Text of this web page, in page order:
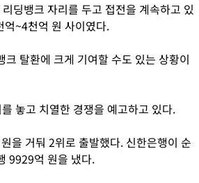
딩뱅크 자리를 두고 접전을 계속하고 있
~4천억 원 사이였다.
탈환에 크게 기여할 수도 있는 상황이
놓고 치열한 경쟁을 예고하고 있다.
을 거둬 2위로 출발했다. 신한은행이 순
9929억 원을 냈다.